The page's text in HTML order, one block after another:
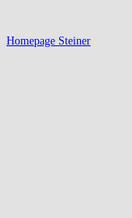
Homepage Steiner